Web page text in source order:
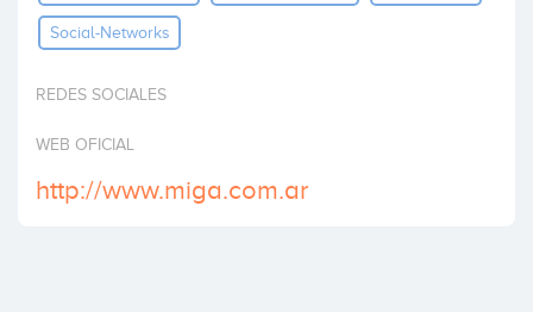
Invertir
Social-Networks
REDES SOCIALES
WEB OFICIAL
http://www.miga.com.ar